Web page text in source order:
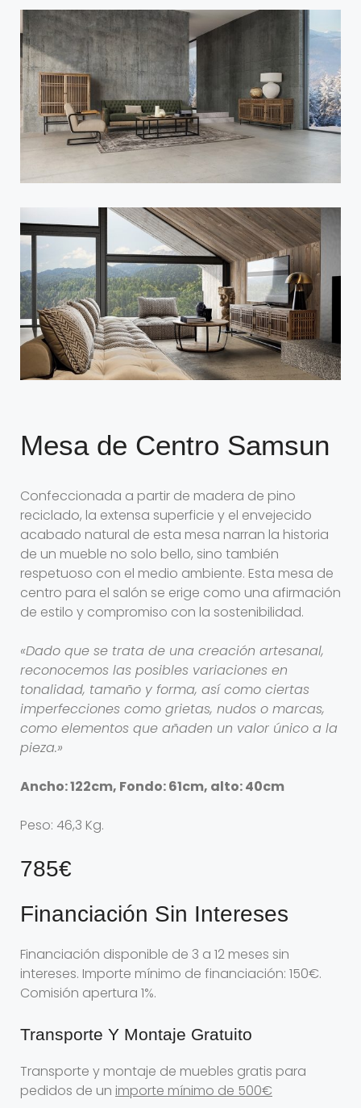
Mesa de Centro Samsun
Confeccionada a partir de madera de pino
reciclado, la extensa superficie y el envejecido
acabado natural de esta mesa narran la historia
de un mueble no solo bello, sino también
respetuoso con el medio ambiente. Esta mesa de
centro para el salón se erige como una afirmación
de estilo y compromiso con la sostenibilidad.
«Dado que se trata de una creación artesanal,
reconocemos las posibles variaciones en
tonalidad, tamaño y forma, así como ciertas
imperfecciones como grietas, nudos o marcas,
como elementos que añaden un valor único a la
pieza.»
Ancho: 122cm, Fondo: 61cm, alto: 40cm
Peso: 46,3 Kg.
785€
Financiación Sin Intereses
Financiación disponible de 3 a 12 meses sin
intereses. Importe mínimo de financiación: 150€.
Comisión apertura 1%.
Transporte Y Montaje Gratuito
Transporte y montaje de muebles gratis para
pedidos de un importe mínimo de 500€